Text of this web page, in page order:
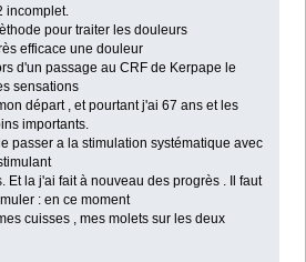
incomplet.
pour traiter les douleurs
efficace une douleur
d'un passage au CRF de Kerpape le
sensations
départ , et pourtant j'ai 67 ans et les
importants.
passer a la stimulation systématique avec
Et la j'ai fait à nouveau des progrès . Il faut
: en ce moment
cuisses , mes molets sur les deux